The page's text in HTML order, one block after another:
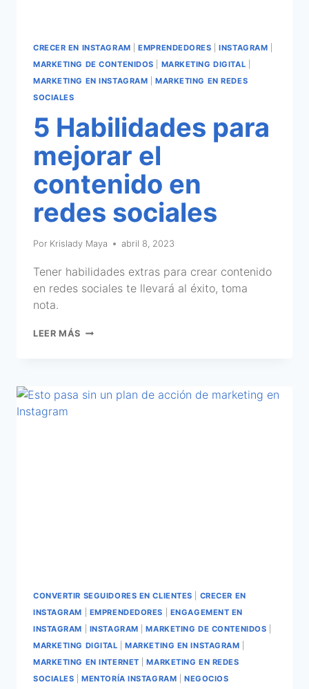
CRECER EN INSTAGRAM |EMPRENDEDORES |INSTAGRAM
MARKETING DE CONTENIDOS
MARKETING DIGITAL
MARKETING EN INSTAGRAM |MARKETING EN REDES
SOCIALES
5 Habilidades para
mejorar el
contenido en
redes sociales
Por Krislady Maya abril 8, 2023
Tener habilidades extras para crear contenido
en redes sociales te llevará al éxito, toma
nota.
LEER MÁS
CONVERTIR SEGUIDORES EN CLIENTES
CRECER EN
INSTAGRAM
EMPRENDEDORES
ENGAGEMENT EN
INSTAGRAM
INSTAGRAM |MARKETING DE CONTENIDOS
MARKETING DIGITAL |MARKETING EN INSTAGRAM
MARKETING EN INTERNET |MARKETING EN REDES
SOCIALES |MENTORÍA INSTAGRAM
NEGOCIOS